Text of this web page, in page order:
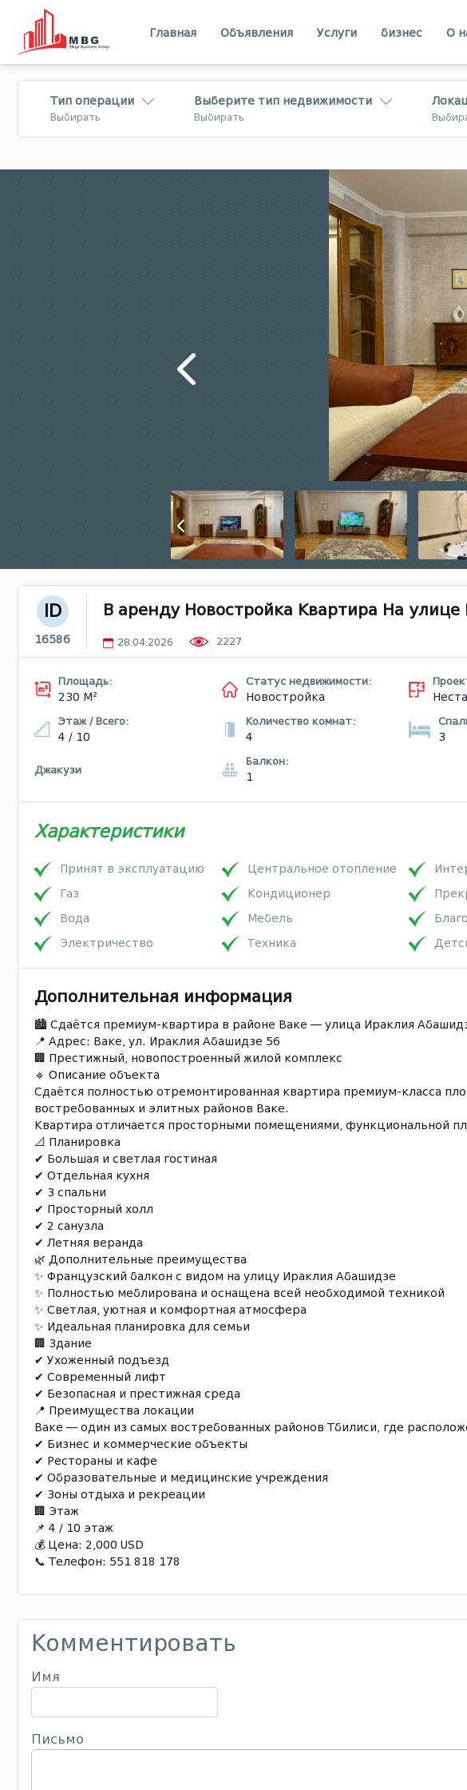
Главная Объявления Услуги бизнес О
Тип операции
Выбирать
Лизинг
Выберите тип недвижимости
Выбирать
Дом - Вилла
Имерети
Квемо Картли
Самцхе - Джавахети
ID
16586
В аренду Новостройка Квартира На
28.04.2026 2227
Площадь:
230 М²
Статус недвижимости:
Новостройка
Этаж / Всего:
4 / 10
Количество комнат:
4
3
Джакузи
Балкон:
1
Характеристики
Принят в эксплуатацию
Газ
Bода
Электричество
Центральное отопление
Кондиционер
Мебель
Техника
Дополнительная информация
🏙 Сдаётся премиум-квартира в районе Ваке — улица Ираклия
📍 Адрес: Ваке, ул. Ираклия Абашидзе 56
🏢 Престижный, новопостроенный жилой комплекс
🔹 Описание объекта
Сдаётся полностью отремонтированная квартира премиум-класса
востребованных и элитных районов Ваке.
Квартира отличается просторными помещениями, функциональной
📐 Планировка
✔ Большая и светлая гостиная
✔ Отдельная кухня
✔ 3 спальни
✔ Просторный холл
✔ 2 санузла
✔ Летняя веранда
🌿 Дополнительные преимущества
✨ Французский балкон с видом на улицу Ираклия Абашидзе
✨ Полностью меблирована и оснащена всей необходимой техникой
✨ Светлая, уютная и комфортная атмосфера
✨ Идеальная планировка для семьи
🏢 Здание
✔ Ухоженный подъезд
✔ Современный лифт
✔ Безопасная и престижная среда
📍 Преимущества локации
Ваке — один из самых востребованных районов Тбилиси, где
✔ Бизнес и коммерческие объекты
✔ Рестораны и кафе
✔ Образовательные и медицинские учреждения
✔ Зоны отдыха и рекреации
🏢 Этаж
📌 4 / 10 этаж
💰 Цена: 2,000 USD
📞 Телефон: 551 818 178
Комментировать
Имя
Письмо